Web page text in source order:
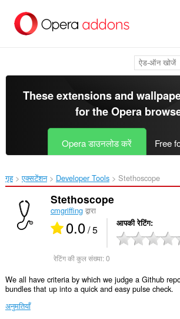
सामग्री
These extensions and
for theOpera
Opera डाउनलोड करें Free
गृह एक्सटेंशन Developer Tools Stethoscope‎
Stethoscope
cmgriffingद्वारा
0.0/ 5 आपकी रेटिंग
रेटिंग की कुल संख्या:0
We all have criteria by which we judge a Github
bundles that up into a quick and easy pulse check.
अनुमतियाँ